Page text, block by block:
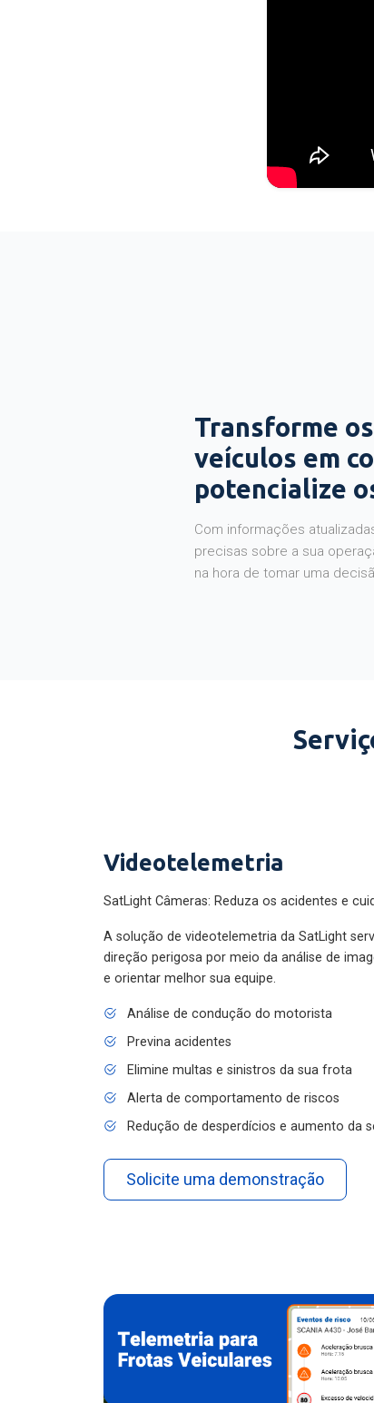
Transforme
veículos em
potencialize
Com informações
precisas sobre a sua
na hora de tomar uma
Videotelemetria
SatLight Câmeras: Reduza os acidentes e
A solução de videotelemetria da SatLight
direção perigosa por meio da análise de
e orientar melhor sua equipe.
Análise de condução do motorista
Previna acidentes
Elimine multas e sinistros da sua frota
Alerta de comportamento de riscos
Redução de desperdícios e aumento da
Solicite uma demonstração